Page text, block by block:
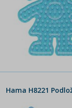
Hama H8221